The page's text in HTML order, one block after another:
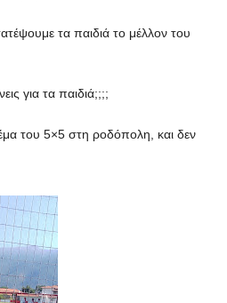
τα παιδιά το μέλλον του
για τα παιδιά;;;;
του 5×5 στη ροδόπολη, και δεν